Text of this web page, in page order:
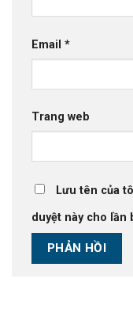
Email *
Trang web
Lưu tên của
duyệt này cho lần